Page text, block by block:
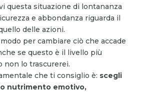
questa situazione di lontananza
e abbondanza riguarda il
delle azioni.
per cambiare ciò che accade
se questo è il livello più
non lo trascurerei.
che ti consiglio è: scegli
nutrimento emotivo,